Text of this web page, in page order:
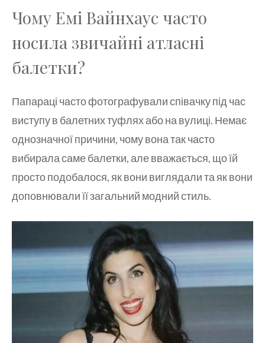
Чому Емі Вайнхаус часто
носила звичайні атласні
балетки?
Папараці часто фотографували співачку під час
виступу в балетних туфлях або на вулиці. Немає
однозначної причини, чому вона так часто
вибирала саме балетки, але вважається, що їй
просто подобалося, як вони виглядали та як вони
доповнювали її загальний модний стиль.